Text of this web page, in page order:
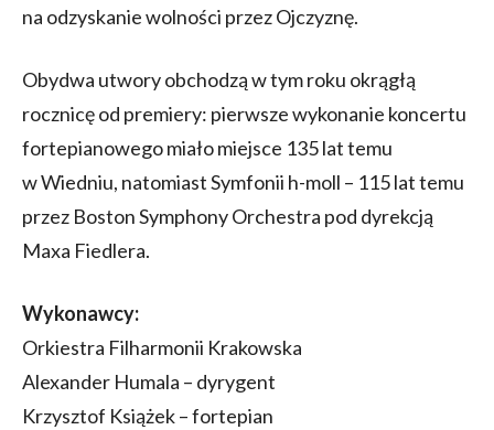
na odzyskanie wolności przez Ojczyznę.
Obydwa utwory obchodzą w tym roku okrągłą
rocznicę od premiery: pierwsze wykonanie koncertu
fortepianowego miało miejsce 135 lat temu
w Wiedniu, natomiast Symfonii h-moll – 115 lat temu
przez Boston Symphony Orchestra pod dyrekcją
Maxa Fiedlera.
Wykonawcy:
Orkiestra Filharmonii Krakowska
Alexander Humala – dyrygent
Krzysztof Książek – fortepian